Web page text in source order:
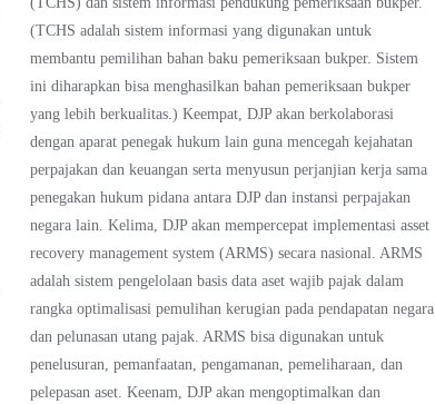
(TCHS adalah sistem informasi yang digunakan untuk
membantu pemilihan bahan baku pemeriksaan bukper. Sistem
ini diharapkan bisa menghasilkan bahan pemeriksaan bukper
yang lebih berkualitas.) Keempat, DJP akan berkolaborasi
dengan aparat penegak hukum lain guna mencegah kejahatan
perpajakan dan keuangan serta menyusun perjanjian kerja sama
penegakan hukum pidana antara DJP dan instansi perpajakan
negara lain. Kelima, DJP akan mempercepat implementasi asset
recovery management system (ARMS) secara nasional. ARMS
adalah sistem pengelolaan basis data aset wajib pajak dalam
rangka optimalisasi pemulihan kerugian pada pendapatan negara
dan pelunasan utang pajak. ARMS bisa digunakan untuk
penelusuran, pemanfaatan, pengamanan, pemeliharaan, dan
pelepasan aset. Keenam, DJP akan mengoptimalkan dan